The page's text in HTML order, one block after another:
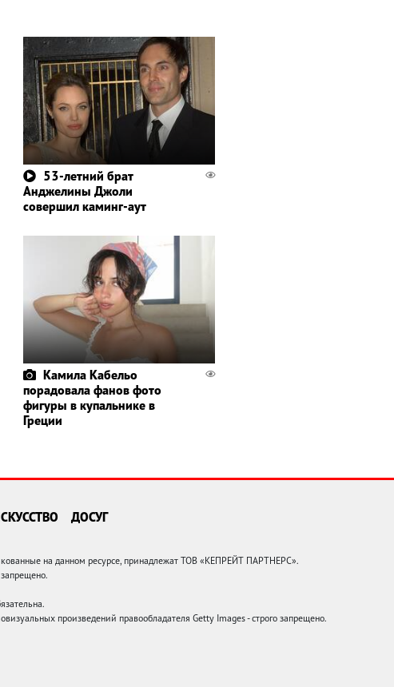
53-летний брат
Анджелины Джоли
совершил каминг-аут
Камила Кабельо
порадовала фанов фото
фигуры в купальнике в
Греции
ДОСУГ
на данном ресурсе, принадлежат ТОВ «КЕПРЕЙТ ПАРТНЕРС».
произведений правообладателя Getty Images - строго запрещено.